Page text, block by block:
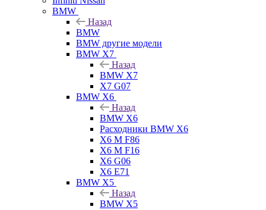
BMW
Назад
BMW
BMW другие модели
BMW X7
Назад
BMW X7
X7 G07
BMW X6
Назад
BMW X6
Расходники BMW X6
X6 M F86
X6 M F16
X6 G06
X6 E71
BMW X5
Назад
BMW X5